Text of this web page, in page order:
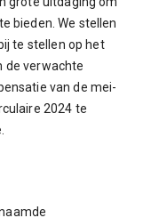
bieden. We stellen
te stellen op het
de verwachte
van de mei-
2024 te